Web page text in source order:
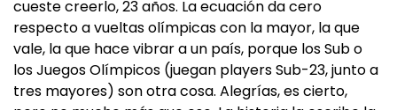
cueste creerlo, 23 años. La ecuación da cero
respecto a vueltas olímpicas con la mayor, la que
vale, la que hace vibrar a un país, porque los Sub o
los Juegos Olímpicos (juegan players Sub-23, junto a
tres mayores) son otra cosa. Alegrías, es cierto,